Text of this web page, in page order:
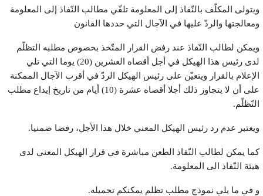
ويتولى المكلّف بالنّفاذ إلى المعلومة تلقّي مطالب النّفاذ إلى المعلومة
ومعالجتها والردّ عليها في الآجال التي حددها القانون
ويمكن لطالب النّفاذ عند رفض القرار المتّخذ بخصوص مطلبه التظلّم
لدى رئيس هذا الهيكل في أجل أقصاه العشرين (20) يوما التي تلي
الإعلام بالقرار ويتعيّن على رئيس الهيكل الردّ في أقرب الآجال الممكنة
على أن لا يتجاوز ذلك أجلا أقصاه عشرة (10) أيام من تاريخ إيداع مطلب
التّظلّم.
ويعتبر عدم رد رئيس الهيكل المعني خلال هذا الأجل، رفضا ضمنيا.
كما يمكن لطالب النّفاذ الطعن مباشرة في قرار الهيكل المعني لدى
هيئة النّفاذ الى المعلومة.
و في ما يلي نموذج مطلب تظلم يمكنكم تحميله.